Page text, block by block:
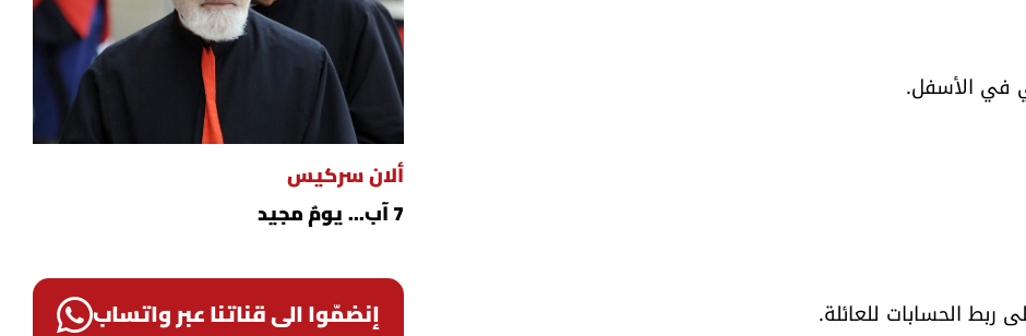
ألان سركيس
7 آب... يومٌ مجيد
إنضمّوا الى قناتنا عبر واتساب